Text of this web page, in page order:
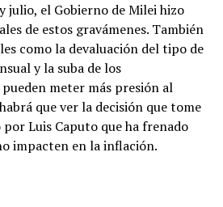
julio, el Gobierno de Milei hizo
de estos gravámenes. También
como la devaluación del tipo de
y la suba de los
meter más presión al
que ver la decisión que tome
Luis Caputo que ha frenado
impacten en la inflación.